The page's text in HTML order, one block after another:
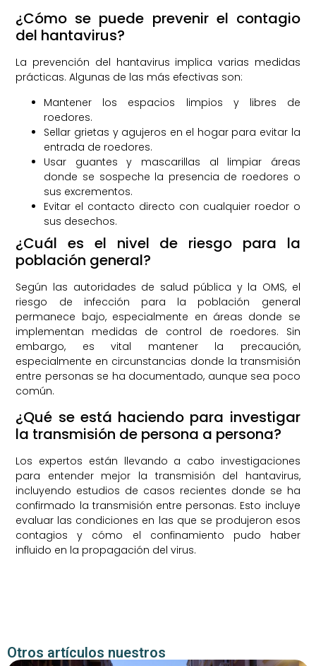
¿Cómo se puede prevenir el contagio
del hantavirus?
La prevención del hantavirus implica varias medidas
prácticas. Algunas de las más efectivas son:
Mantener los espacios limpios y libres de
roedores.
Sellar grietas y agujeros en el hogar para evitar la
entrada de roedores.
Usar guantes y mascarillas al limpiar áreas
donde se sospeche la presencia de roedores o
sus excrementos.
Evitar el contacto directo con cualquier roedor o
sus desechos.
¿Cuál es el nivel de riesgo para la
población general?
Según las autoridades de salud pública y la OMS, el
riesgo de infección para la población general
permanece bajo, especialmente en áreas donde se
implementan medidas de control de roedores. Sin
embargo, es vital mantener la precaución,
especialmente en circunstancias donde la transmisión
entre personas se ha documentado, aunque sea poco
común.
¿Qué se está haciendo para investigar
la transmisión de persona a persona?
Los expertos están llevando a cabo investigaciones
para entender mejor la transmisión del hantavirus,
incluyendo estudios de casos recientes donde se ha
confirmado la transmisión entre personas. Esto incluye
evaluar las condiciones en las que se produjeron esos
contagios y cómo el confinamiento pudo haber
influido en la propagación del virus.
Otros artículos nuestros